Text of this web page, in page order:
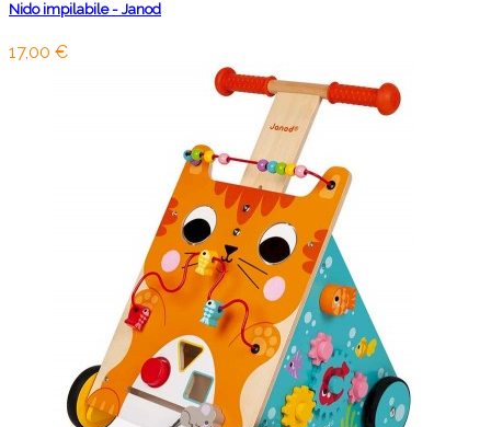
Nido impilabile - Janod
17,00 €